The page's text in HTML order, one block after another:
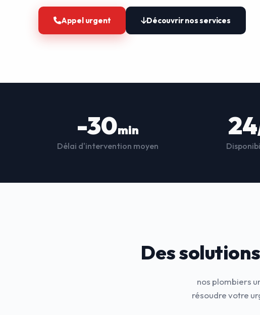
Appel urgent Découvrir nos services
-30min
Délai d'intervention moyen
Des solutions
nos plombiers
résoudre votre